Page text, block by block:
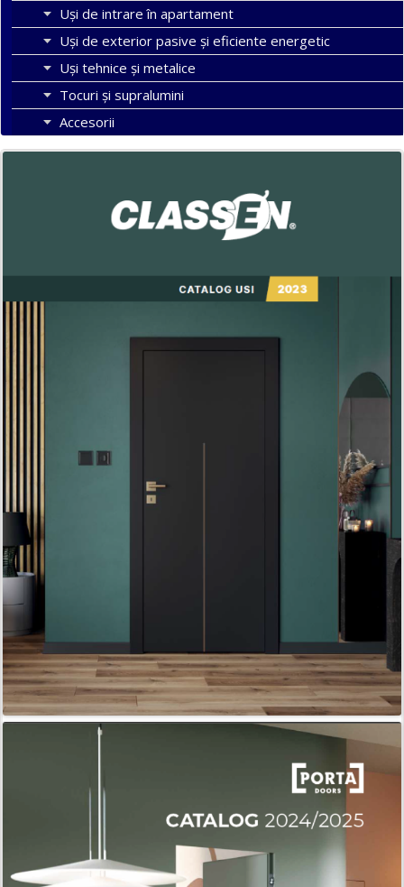
Uși de intrare în apartament
Uşi de exterior pasive şi eficiente energetic
Uși tehnice și metalice
Tocuri şi supralumini
Accesorii